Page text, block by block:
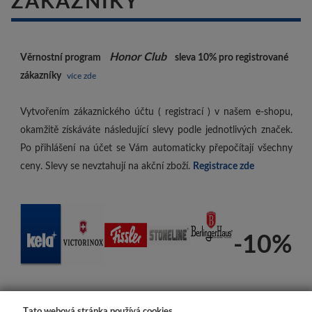
Věrnostní program Honor Club sleva 10% pro registrované
zákazníky více zde
Vytvořením zákaznického účtu ( registrací ) v našem e-shopu,
okamžitě získáváte následující slevy podle jednotlivých značek.
Po přihlášení na účet se Vám automaticky přepočítají všechny
ceny. Slevy se nevztahují na akční zboží. Registrace zde
-10%